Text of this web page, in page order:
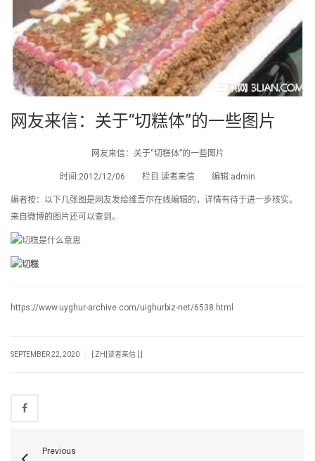
网友来信：关于“切糕体”的一些图片
网友来信：关于“切糕体”的一些图片
时间:2012/12/06 栏目:读者来信 编辑:admin
编者按：以下几张图是网友发给维吾尔在线编辑的，详情有待于进一步核实。
来自微博的图片还可以查到。
https://www.uyghur-archive.com/uighurbiz-net/6538.html
SEPTEMBER 22, 2020 [:ZH]读者来信 [:]
Previous